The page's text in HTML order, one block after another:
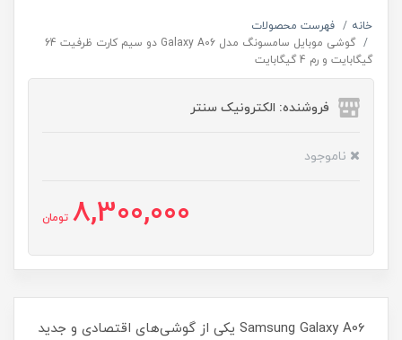
خانه
فهرست محصولات
گوشی موبایل سامسونگ مدل Galaxy A06 دو سیم کارت ظرفیت 64
گیگابایت و رم 4 گیگابایت
فروشنده: الکترونیک سنتر
ناموجود
8,300,000 تومان
Samsung Galaxy A06 یکی از گوشی‌های اقتصادی و جدید